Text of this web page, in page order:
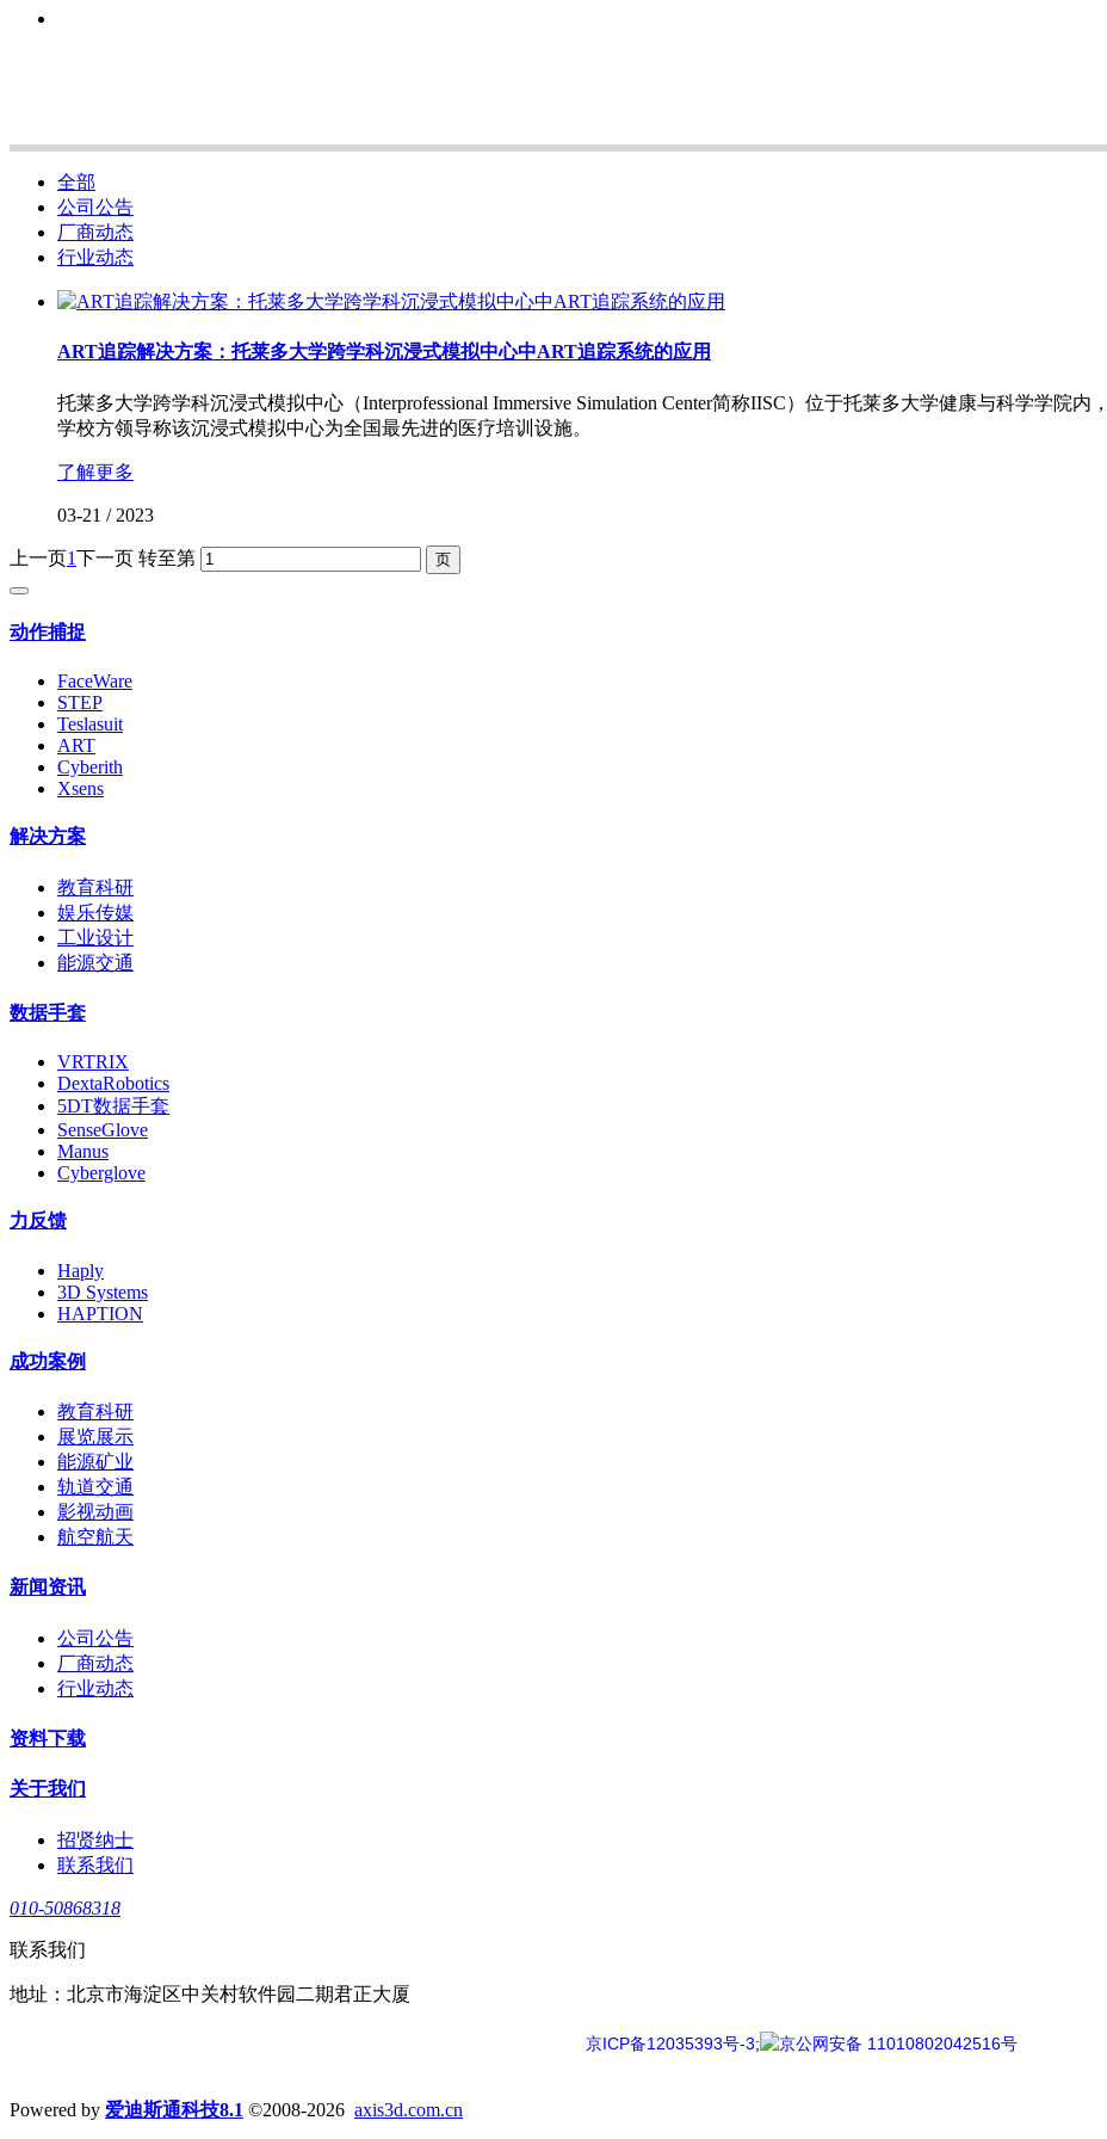
全部
公司公告
厂商动态
行业动态
ART追踪解决方案：托莱多大学跨学科沉浸式模拟中心中ART追踪系统的应用
托莱多大学跨学科沉浸式模拟中心（Interprofessional Immersive Simulation Center简称IISC）位于托莱多大学健康与科学学院
学校方领导称该沉浸式模拟中心为全国最先进的医疗培训设施。
了解更多
03-21 / 2023
上一页1下一页 转至第
动作捕捉
FaceWare
STEP
Teslasuit
ART
Cyberith
Xsens
解决方案
教育科研
娱乐传媒
工业设计
能源交通
数据手套
VRTRIX
DextaRobotics
5DT数据手套
SenseGlove
Manus
Cyberglove
力反馈
Haply
3D Systems
HAPTION
成功案例
教育科研
展览展示
能源矿业
轨道交通
影视动画
航空航天
新闻资讯
公司公告
厂商动态
行业动态
资料下载
关于我们
招贤纳士
联系我们
010-50868318
联系我们
地址：北京市海淀区中关村软件园二期君正大厦
京ICP备12035393号-3; 京公网安备 11010802042516号
Powered by 爱迪斯通科技8.1 ©2008-2026 axis3d.com.cn